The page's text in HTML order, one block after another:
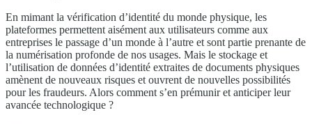
En mimant la vérification d’identité du monde physique, les
plateformes permettent aisément aux utilisateurs comme aux
entreprises le passage d’un monde à l’autre et sont partie prenante de
la numérisation profonde de nos usages. Mais le stockage et
l’utilisation de données d’identité extraites de documents physiques
amènent de nouveaux risques et ouvrent de nouvelles possibilités
pour les fraudeurs. Alors comment s’en prémunir et anticiper leur
avancée technologique ?